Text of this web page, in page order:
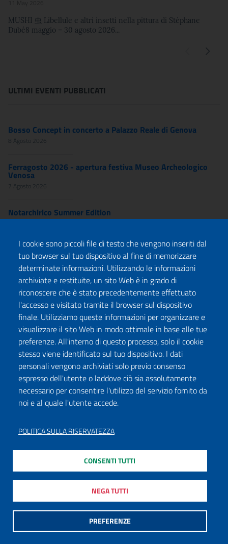
MUSHI 虫 Libellule e altri insetti nella pittura di Stéphane
Dubé8 maggio – 30 agosto 2026...
ULTIMI EVENTI PUBBLICATI
Bosso Concept in concerto a Palazzo Reale di Genova
8 Agosto 2026
Ferragosto 2026 - apertura festiva Museo Archeologico
Venosa
7 Agosto 2026
Notarchirico Summer Edition
Ferragosto 2026 - apertura festiva Parco Archeologico
Venosa
7 Agosto 2026
11 agosto 2026, notte Bianca tra i Templi: una notte intera
nel cuore...
7 Agosto 2026
I cookie sono piccoli file di testo che vengono inseriti dal
tuo browser sul tuo dispositivo al fine di memorizzare
determinate informazioni. Utilizzando le informazioni
archiviate e restituite, un sito Web è in grado di
riconoscere che è stato precedentemente effettuato
l'accesso e visitato tramite il browser sul dispositivo
finale. Utilizziamo queste informazioni per organizzare e
visualizzare il sito Web in modo ottimale in base alle tue
preferenze. All'interno di questo processo, solo il cookie
stesso viene identificato sul tuo dispositivo. I dati
personali vengono archiviati solo previo consenso
espresso dell'utente o laddove ciò sia assolutamente
necessario per consentire l'utilizzo del servizio fornito da
noi e al quale l'utente accede.
POLITICA SULLA RISERVATEZZA
PREFERENZE
NEGA TUTTI
CONSENTI TUTTI